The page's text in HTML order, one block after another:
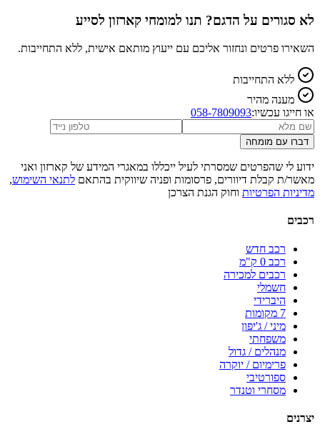
לא סגורים על הדגם? תנו למומחי קארזון לסייע
השאירו פרטים ונחזור אליכם עם ייעוץ מותאם אישית, ללא התחייבות.
ללא התחייבות
מענה מהיר
או חייגו עכשיו:058-7809093
דברו עם מומחה
ידוע לי שהפרטים שמסרתי לעיל ייכללו במאגרי המידע של קארזון ואני
מאשר/ת קבלת דיוורים, פרסומות ופניה שיווקית בהתאם לתנאי השימוש,
מדיניות הפרטיות וחוק הגנת הצרכן
רכבים
רכב חדש
רכב 0 ק"מ
רכבים למכירה
חשמלי
היברידי
7 מקומות
מיני / ג'יפון
משפחתי
מנהלים / גדול
פרימיום / יוקרה
ספורטיבי
מסחרי וטנדר
יצרנים